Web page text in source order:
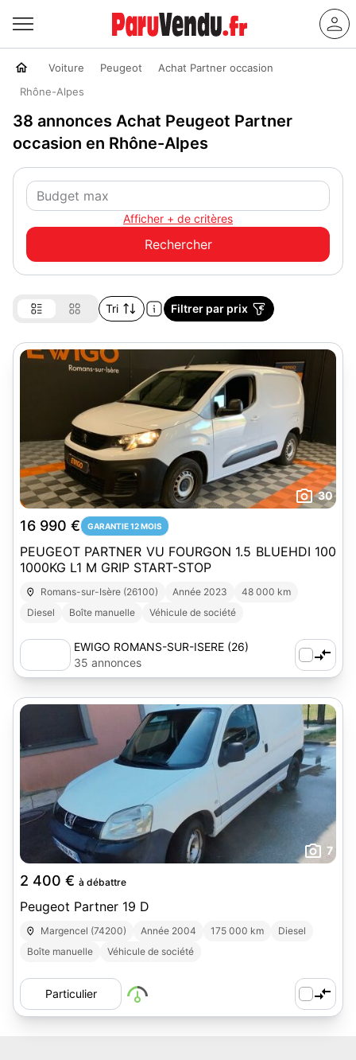
Voiture Peugeot
Achat Partner occasion
Rhône-Alpes
38 annonces Achat Peugeot Partner
occasion en Rhône-Alpes
Afficher + de critères
Tri Filtrer par prix
30
16 990 € GARANTIE 12 MOIS
PEUGEOT PARTNER VU FOURGON 1.5 BLUEHDI 100
1000KG L1 M GRIP START-STOP
Romans-sur-Isère (26100) Année 2023
48 000 km
Diesel
Boîte manuelle Véhicule de société
EWIGO ROMANS-SUR-ISERE (26)
35 annonces
7
2 400 € à débattre
Peugeot Partner 19 D
Margencel (74200) Année 2004 175 000 km
Diesel
Boîte manuelle
Véhicule de société
Particulier